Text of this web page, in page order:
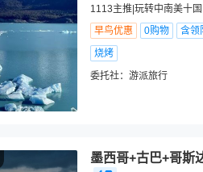
1113主推|玩转中南美十
早鸟优惠
0购物
含领
烧烤
委托社： 游派旅行
墨西哥+古巴+哥斯